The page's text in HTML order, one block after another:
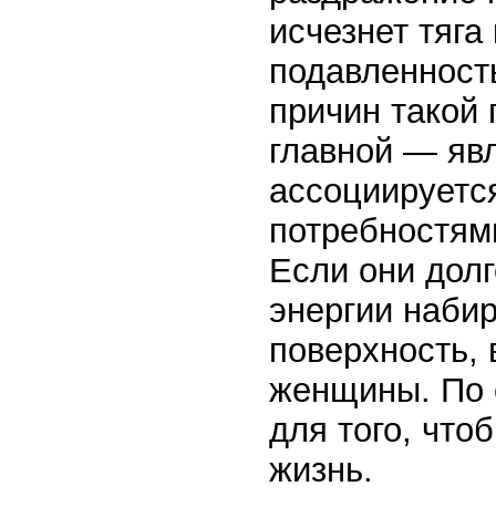
исчезнет
причин
главной —
Если они
энергии
женщины. По
для того,
жизнь.